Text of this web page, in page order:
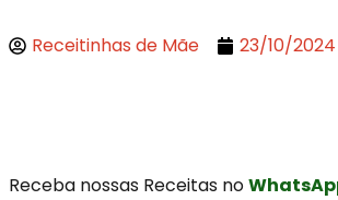
Receitinhas de Mãe
23/10/2024
Receba nossas Receitas no